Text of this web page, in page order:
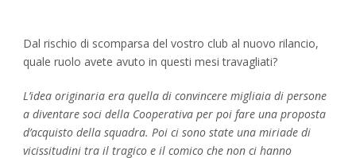
Dal rischio di scomparsa del vostro club al nuovo rilancio,
quale ruolo avete avuto in questi mesi travagliati?
L’idea originaria era quella di convincere migliaia di persone
a diventare soci della Cooperativa per poi fare una proposta
d’acquisto della squadra. Poi ci sono state una miriade di
vicissitudini tra il tragico e il comico che non ci hanno